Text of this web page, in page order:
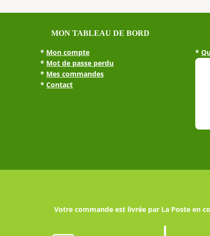
choisies
MON TABLEAU DE BORD
* Mon compte
* Mot de passe perdu
* Mes commandes
* Contact
*
Votre commande est livrée par La Poste en